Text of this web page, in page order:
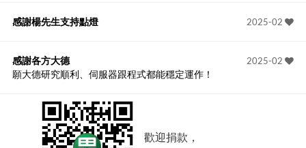
2025-02
感謝楊先生支持點燈
2025-02
感謝各方大德
願大德研究順利、伺服器跟程式都能穩定運作！
歡迎捐款，